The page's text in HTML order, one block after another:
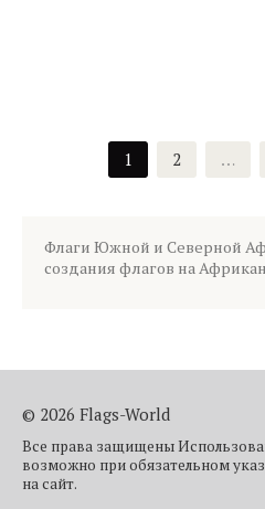
Пагинация
1 2 …
Флаги Южной и Северной
создания флагов на
© 2026 Flags-World
Все права защищены
возможно при обязательном
на сайт.